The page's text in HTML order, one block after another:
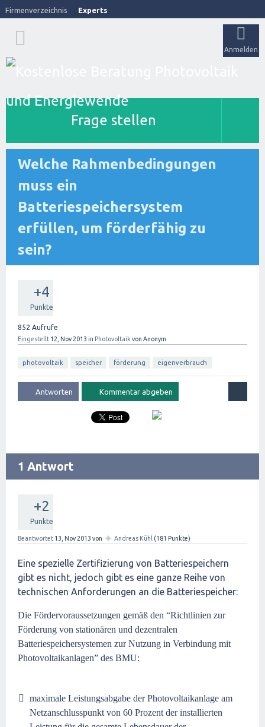
Firmenverzeichnis Experts
Anmelden
Frage stellen
Welche Rahmenbedingungen
muss ein
Batteriespeichersystem
erfüllen, um förderfähig zu
sein?
+4
Punkte
852 Aufrufe
Eingestellt 12, Nov 2013 in Photovoltaik von Anonym
photovoltaik speicher förderung eigenverbrauch
1 Antwort
+2
Punkte
Beantwortet 13, Nov 2013 von ✦ Andreas Kühl (181 Punkte)
Eine spezielle Zertifizierung von Batteriespeichern
gibt es nicht, jedoch gibt es eine ganze Reihe von
technischen Anforderungen an die Batteriespeicher:
Die Fördervoraussetzungen gemäß den “Richtlinien zur
Förderung von stationären und dezentralen
Batteriespeichersystemen zur Nutzung in Verbindung mit
Photovoltaikanlagen” des BMU:
maximale Leistungsabgabe der Photovoltaikanlage am
Netzanschlusspunkt von 60 Prozent der installierten